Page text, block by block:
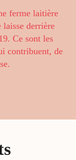
ferme laitière
derrière
Ce sont les
contribuent, de